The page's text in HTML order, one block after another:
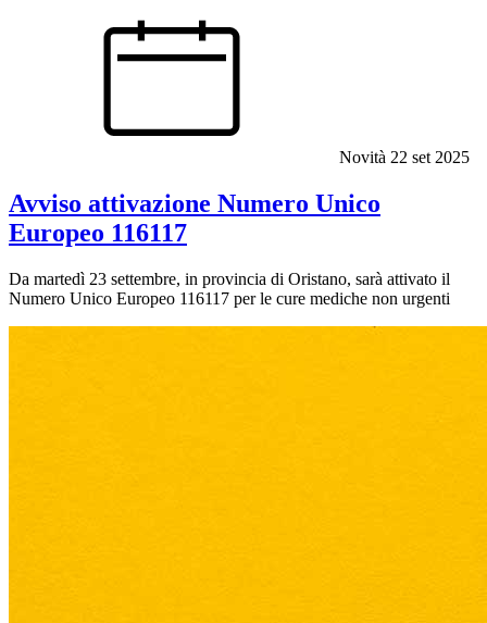
Novità 22 set 2025
Avviso attivazione Numero Unico
Europeo 116117
Da martedì 23 settembre, in provincia di Oristano, sarà attivato il
Numero Unico Europeo 116117 per le cure mediche non urgenti